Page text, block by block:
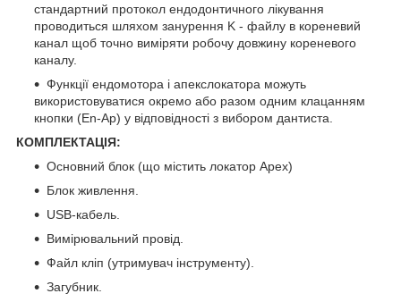
стандартний протокол ендодонтичного лікування
проводиться шляхом занурення K - файлу в кореневий
канал щоб точно виміряти робочу довжину кореневого
каналу.
Функції ендомотора і апекслокатора можуть
використовуватися окремо або разом одним клацанням
кнопки (En-Ap) у відповідності з вибором дантиста.
КОМПЛЕКТАЦІЯ:
Основний блок (що містить локатор Apex)
Блок живлення.
USB-кабель.
Вимірювальний провід.
Файл кліп (утримувач інструменту).
Загубник.